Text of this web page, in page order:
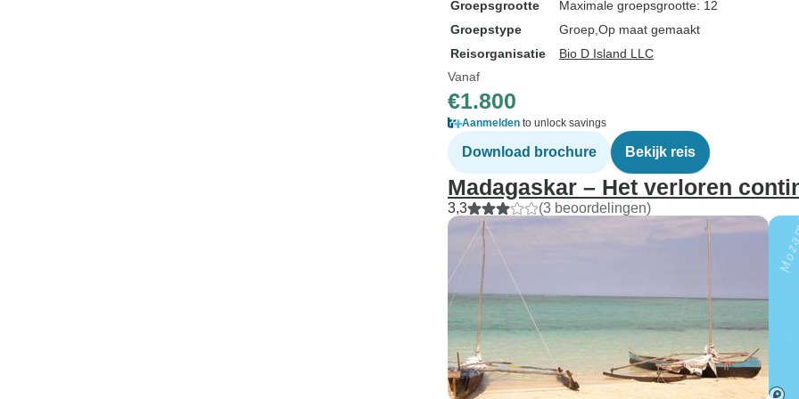
Groepsgrootte
Maximale groepsgrootte: 12
Groepstype
Groep Op maat gemaakt
Reisorganisatie
Bio D Island LLC
Vanaf
€1.800
Aanmelden to unlock savings
Download brochure Bekijk reis
Madagaskar – Het verloren
3,3 (3 beoordelingen)